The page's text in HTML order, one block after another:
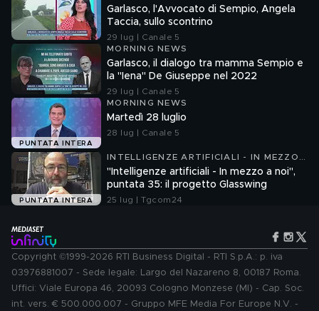
Garlasco, l'Avvocato di Sempio, Angela
Taccia, sullo scontrino
29 lug | Canale 5
MORNING NEWS
Garlasco, il dialogo tra mamma Sempio e
la "Iena" De Giuseppe nel 2022
29 lug | Canale 5
PUNTATA INTERA
MORNING NEWS
Martedì 28 luglio
28 lug | Canale 5
PUNTATA INTERA
INTELLIGENZE ARTIFICIALI - IN MEZZO
A NOI
"Intelligenze artificiali - In mezzo a noi",
puntata 35: il progetto Glasswing
25 lug | Tgcom24
Copyright ©1999-2026 RTI Business Digital - RTI S.p.A.: p. iva
03976881007 - Sede legale: Largo del Nazareno 8, 00187 Roma.
Uffici: Viale Europa 46, 20093 Cologno Monzese (MI) - Cap. Soc.
int. vers. € 500.000.007 - Gruppo MFE Media For Europe N.V. -